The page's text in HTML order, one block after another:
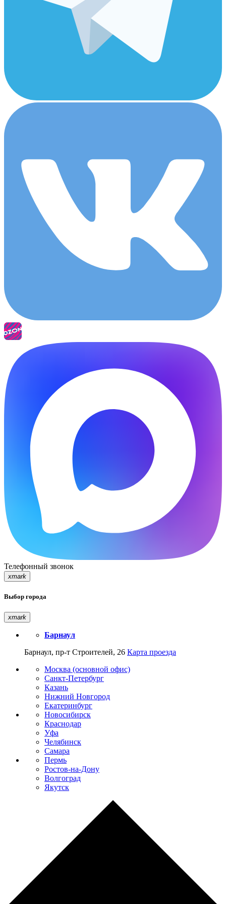
Телефонный звонок
xmark
Выбор города
xmark
Барнаул
Барнаул, пр-т Строителей, 26 Карта проезда
Москва (основной офис)
Санкт-Петербург
Казань
Нижний Новгород
Екатеринбург
Новосибирск
Краснодар
Уфа
Челябинск
Самара
Пермь
Ростов-на-Дону
Волгоград
Якутск